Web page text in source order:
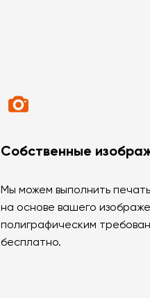
Собственные
Мы можем выполнить
на основе вашего
полиграфическим
бесплатно.